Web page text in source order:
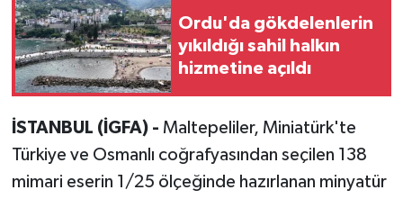
Ordu'da gökdelenlerin
yıkıldığı sahil halkın
hizmetine açıldı
İSTANBUL (İGFA) - Maltepeliler, Miniatürk'te
Türkiye ve Osmanlı coğrafyasından seçilen 138
mimari eserin 1/25 ölçeğinde hazırlanan minyatür